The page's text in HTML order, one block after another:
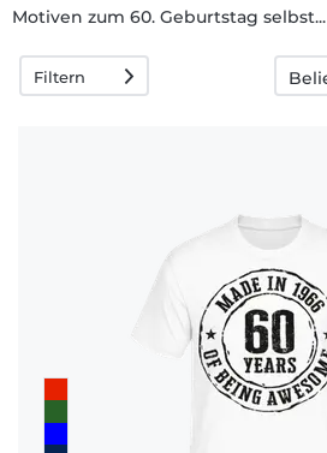
Rückgaberecht
Häufige
Motiven zum 60. Geburtstag selbst...
Filtern